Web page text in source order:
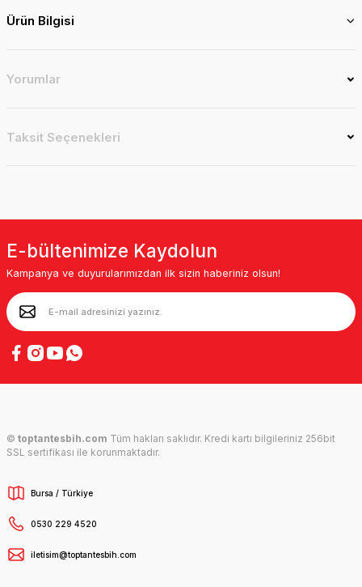
Ürün Bilgisi
Yorumlar
Taksit Seçenekleri
E-bültenimize Kaydolun
Kampanya ve duyurularımızdan ilk sizin haberiniz olsun!
© toptantesbih.com Tüm hakları saklıdır. Kredi kartı bilgileriniz 256bit
SSL sertifikası ile korunmaktadır.
Bursa / Türkiye
0530 229 4520
iletisim@toptantesbih.com